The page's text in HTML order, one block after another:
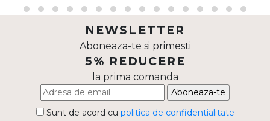
NEWSLETTER
Aboneaza-te si primesti
5% REDUCERE
la prima comanda
Aboneaza-te
Sunt de acord cu politica de confidentialitate